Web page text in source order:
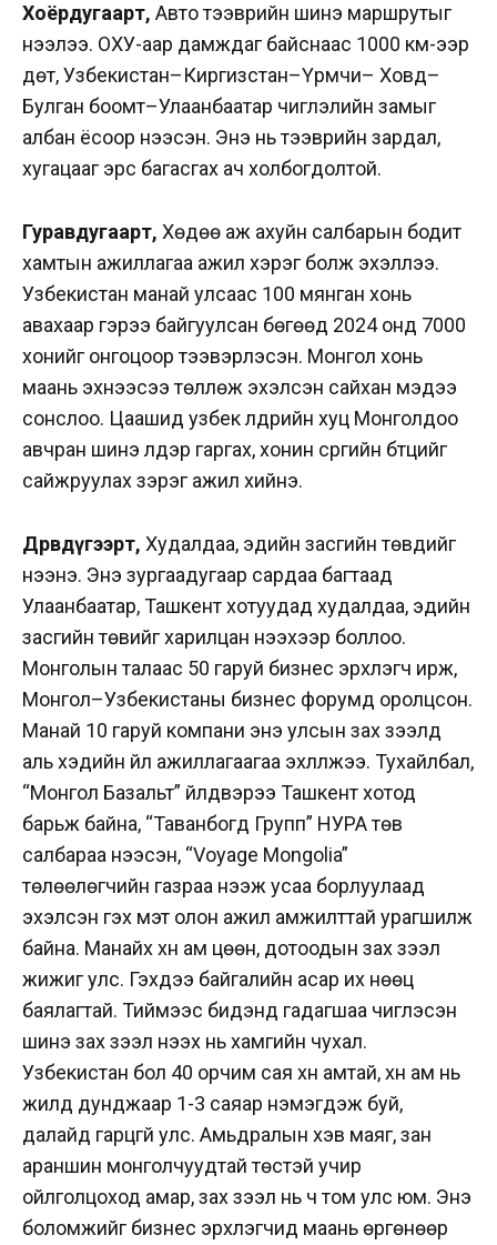
Хоёрдугаарт, Авто тээврийн шинэ маршрутыг
нээлээ. ОХУ-аар дамждаг байснаас 1000 км-ээр
дөт, Узбекистан–Киргизстан–Үрүмчи– Ховд–
Булган боомт–Улаанбаатар чиглэлийн замыг
албан ёсоор нээсэн. Энэ нь тээврийн зардал,
хугацааг эрс багасгах ач холбогдолтой.
Гуравдугаарт, Хөдөө аж ахуйн салбарын бодит
хамтын ажиллагаа ажил хэрэг болж эхэллээ.
Узбекистан манай улсаас 100 мянган хонь
авахаар гэрээ байгуулсан бөгөөд 2024 онд 7000
хонийг онгоцоор тээвэрлэсэн. Монгол хонь
маань эхнээсээ төллөж эхэлсэн сайхан мэдээ
сонслоо. Цаашид узбек үүлдрийн хуц Монголдоо
авчран шинэ үүлдэр гаргах, хонин сүргийн бүтцийг
сайжруулах зэрэг ажил хийнэ.
Дөрөвдүгээрт, Худалдаа, эдийн засгийн төвүүдийг
нээнэ. Энэ зургаадугаар сардаа багтаад
Улаанбаатар, Ташкент хотуудад худалдаа, эдийн
засгийн төвийг харилцан нээхээр боллоо.
Монголын талаас 50 гаруй бизнес эрхлэгч ирж,
Монгол–Узбекистаны бизнес форумд оролцсон.
Манай 10 гаруй компани энэ улсын зах зээлд
аль хэдийн үйл ажиллагаагаа эхлүүлжээ. Тухайлбал,
“Монгол Базальт” үйлдвэрээ Ташкент хотод
барьж байна, “Таванбогд Групп” НУРА төв
салбараа нээсэн, “Voyage Mongolia”
төлөөлөгчийн газраа нээж усаа борлуулаад
эхэлсэн гэх мэт олон ажил амжилттай урагшилж
байна. Манайх хүн ам цөөн, дотоодын зах зээл
жижиг улс. Гэхдээ байгалийн асар их нөөц
баялагтай. Тиймээс бидэнд гадагшаа чиглэсэн
шинэ зах зээл нээх нь хамгийн чухал.
Узбекистан бол 40 орчим сая хүн амтай, хүн ам нь
жилд дунджаар 1-3 саяар нэмэгдэж буй,
далайд гарцгүй улс. Амьдралын хэв маяг, зан
араншин монголчуудтай төстэй учир
ойлголцоход амар, зах зээл нь ч том улс юм. Энэ
боломжийг бизнес эрхлэгчид маань өргөнөөр